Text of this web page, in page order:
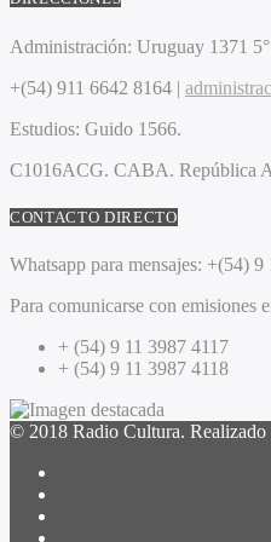
Administración: Uruguay 1371 5°
+(54) 911 6642 8164 |
Estudios: Guido 1566.
C1016ACG. CABA. República
CONTACTO DIRECTO
Whatsapp para mensajes: +(54) 9
Para comunicarse con emisiones
+ (54) 9 11 3987 4117
+ (54) 9 11 3987 4118
© 2018 Radio Cultura. Realizado